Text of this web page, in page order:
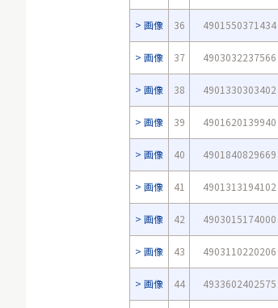
画像 36 4901550371434
画像 37 4903032237566
画像 38 4901330303402
画像 39 4901620139940
画像 40 4901840829669
画像 41 4901313194102
画像 42 4903015174000
画像 43 4903110220206
画像 44 4933602402575